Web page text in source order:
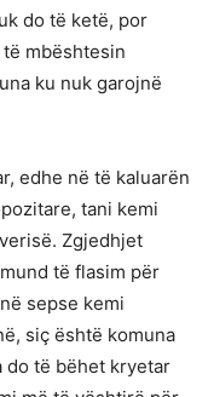
do të ketë, por
mbështesin
ku nuk garojnë
edhe në të kaluarën
tani kemi
Zgjedhjet
të flasim për
sepse kemi
siç është komuna
do të bëhet kryetar